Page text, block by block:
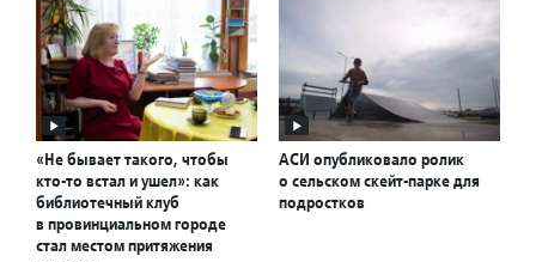
«Не бывает такого, чтобы
кто-то встал и ушел»: как
библиотечный клуб
в провинциальном городе
стал местом притяжения
АСИ опубликовало ролик
о сельском скейт-парке для
подростков